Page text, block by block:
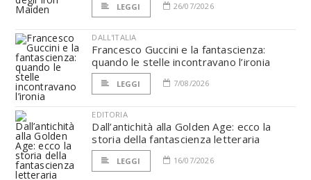
LEGGI 26/07/2026
DALL'ITALIA
Francesco Guccini e la fantascienza:
quando le stelle incontravano l’ironia
LEGGI 7/08/2026
EDITORIA
Dall’antichità alla Golden Age: ecco la
storia della fantascienza letteraria
LEGGI 16/07/2026